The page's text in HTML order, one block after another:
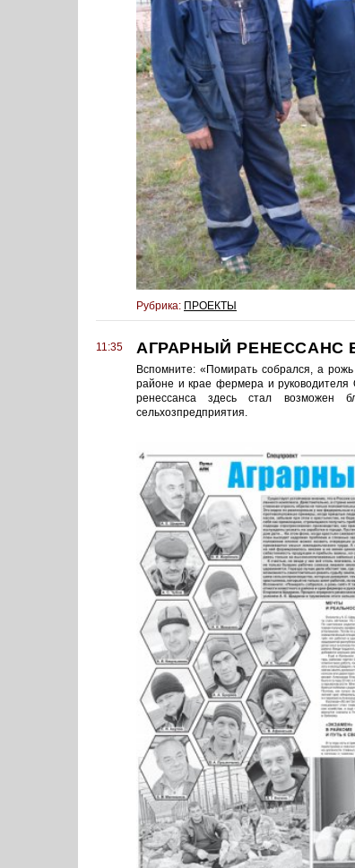
Рубрика: ПРОЕКТЫ
11:35 АГРАРНЫЙ РЕНЕССАНС
Вспомните: «Помирать собрался, а
районе и крае фермера и
ренессанса здесь стал возможен
сельхозпредприятия.